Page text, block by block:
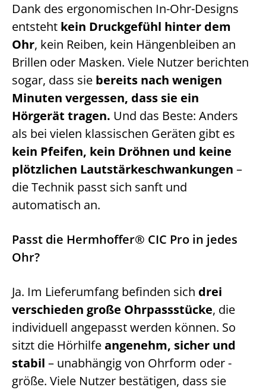
Dank des ergonomischen In-Ohr-Designs
entsteht kein Druckgefühl hinter dem
Ohr, kein Reiben, kein Hängenbleiben an
Brillen oder Masken. Viele Nutzer berichten
sogar, dass sie bereits nach wenigen
Minuten vergessen, dass sie ein
Hörgerät tragen. Und das Beste: Anders
als bei vielen klassischen Geräten gibt es
kein Pfeifen, kein Dröhnen und keine
plötzlichen Lautstärkeschwankungen –
die Technik passt sich sanft und
automatisch an.
Passt die Hermhoffer® CIC Pro in jedes
Ohr?
Ja. Im Lieferumfang befinden sich drei
verschieden große Ohrpassstücke, die
individuell angepasst werden können. So
sitzt die Hörhilfeangenehm, sicher und
stabil – unabhängig von Ohrform oder -
größe. Viele Nutzer bestätigen, dass sie